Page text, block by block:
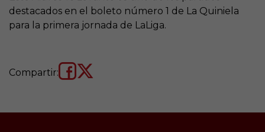
destacados en el boleto número 1 de La Quiniela
para la primera jornada de LaLiga.
Compartir: